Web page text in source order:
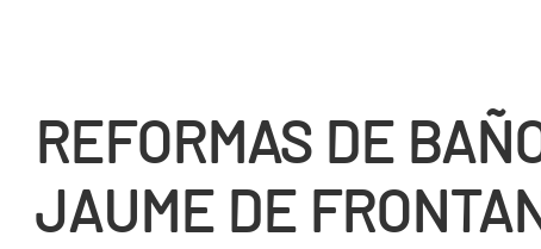
REFORMAS DE
JAUME DE